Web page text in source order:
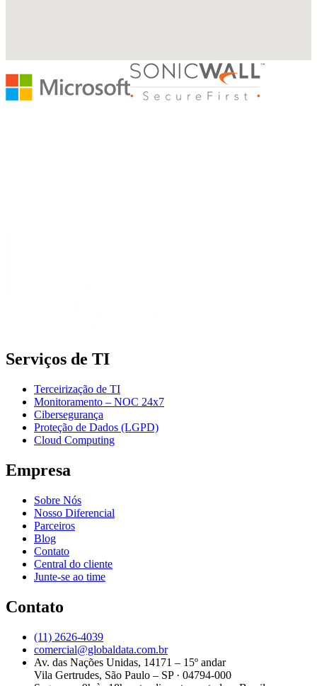
Serviços de TI
Terceirização de TI
Monitoramento – NOC 24x7
Cibersegurança
Proteção de Dados (LGPD)
Cloud Computing
Empresa
Sobre Nós
Nosso Diferencial
Parceiros
Blog
Contato
Central do cliente
Junte-se ao time
Contato
(11) 2626-4039
comercial@globaldata.com.br
Av. das Nações Unidas, 14171 – 15º andar
Vila Gertrudes, São Paulo – SP · 04794-000